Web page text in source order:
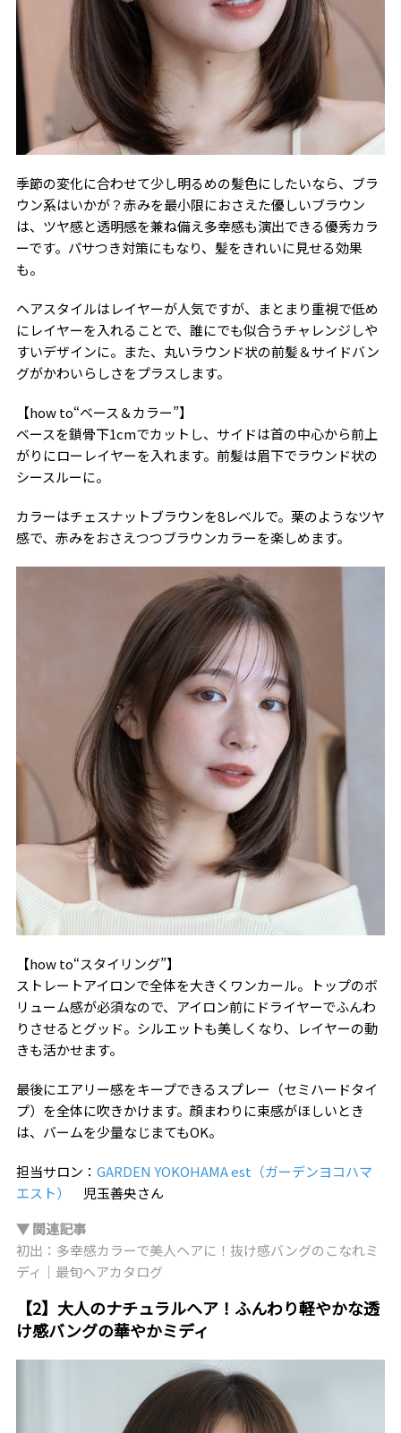
季節の変化に合わせて少し明るめの髪色にしたいなら、ブラ
ウン系はいかが？赤みを最小限におさえた優しいブラウン
は、ツヤ感と透明感を兼ね備え多幸感も演出できる優秀カラ
ーです。パサつき対策にもなり、髪をきれいに見せる効果
も。
ヘアスタイルはレイヤーが人気ですが、まとまり重視で低め
にレイヤーを入れることで、誰にでも似合うチャレンジしや
すいデザインに。また、丸いラウンド状の前髪＆サイドバン
グがかわいらしさをプラスします。
【how to“ベース＆カラー”】
ベースを鎖骨下1cmでカットし、サイドは首の中心から前上
がりにローレイヤーを入れます。前髪は眉下でラウンド状の
シースルーに。
カラーはチェスナットブラウンを8レベルで。栗のようなツヤ
感で、赤みをおさえつつブラウンカラーを楽しめます。
【how to“スタイリング”】
ストレートアイロンで全体を大きくワンカール。トップのボ
リューム感が必須なので、アイロン前にドライヤーでふんわ
りさせるとグッド。シルエットも美しくなり、レイヤーの動
きも活かせます。
最後にエアリー感をキープできるスプレー（セミハードタイ
プ）を全体に吹きかけます。顔まわりに束感がほしいとき
は、バームを少量なじまてもOK。
担当サロン： GARDEN YOKOHAMA est（ガーデンヨコハマ
エスト）
児玉善央さん
▼ 関連記事
初出：多幸感カラーで美人ヘアに！抜け感バングのこなれミ
ディ｜最旬ヘアカタログ
【2】大人のナチュラルヘア！ふんわり軽やかな透
け感バングの華やかミディ